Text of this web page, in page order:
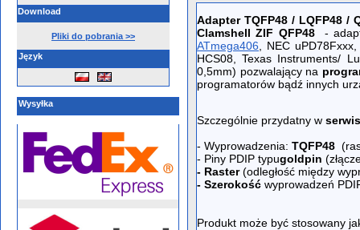
Download
Pliki do pobrania >>
Język
Wysyłka
Adapter TQFP48 / LQFP48 /
Clamshell ZIF QFP48
-
ATmega406 , NEC
HCS08, Texas Instruments/
0,5mm) pozwalający na
programatorów bądź innych
Szczególnie przydatny w
- Wyprowadzenia: TQFP48
- Piny PDIP typugoldpin
- Raster(odległość między
- Szerokość wyprowadzeń
Produkt może być stosowany